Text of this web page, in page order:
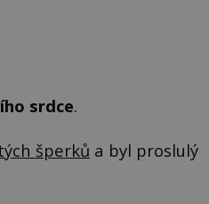
srdce.
šperků a byl proslulý